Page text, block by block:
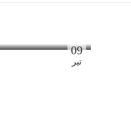
09
تیر